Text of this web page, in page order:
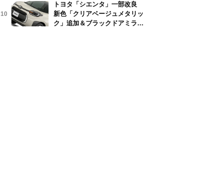
10
トヨタ「シエンタ」一部改良
新色「クリアベージュメタリッ
ク」追加＆ブラックドアミラー